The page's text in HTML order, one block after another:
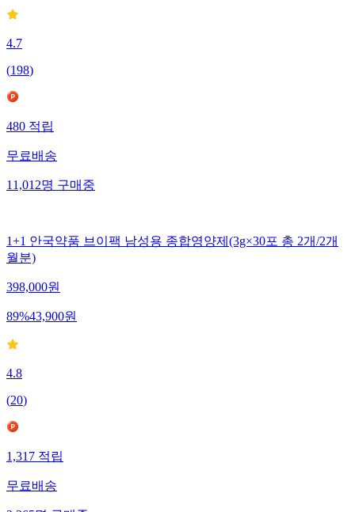
4.7
(198)
480적립
무료배송
11,012명구매중
1+1 안국약품 브이팩 남성용 종합영양제(3g×30포 총 2개/2개
월분)
398,000원
89%43,900원
4.8
(20)
1,317적립
무료배송